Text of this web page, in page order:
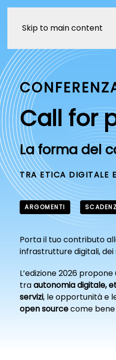
Skip to main content
Call for
La forma del
TRA ETICA DIGITALE
ARGOMENTI
Porta il tuo contributo
infrastrutture digitali, dei
L’edizione 2026
traautonomia digitale,
servizi, le opportunità e
open sourcecome bene